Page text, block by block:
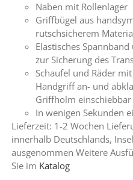
Naben mit Rollenlager
Griffbügel aus
rutschsicherem
Elastisches
zur Sicherung des
Schaufel und Räder
Handgriff an- und
Griffholm einschiebbar
In wenigen Sekunden
Lieferzeit: 1-2 Wochen
innerhalb Deutschlands,
ausgenommen Weitere
Sie im Katalog